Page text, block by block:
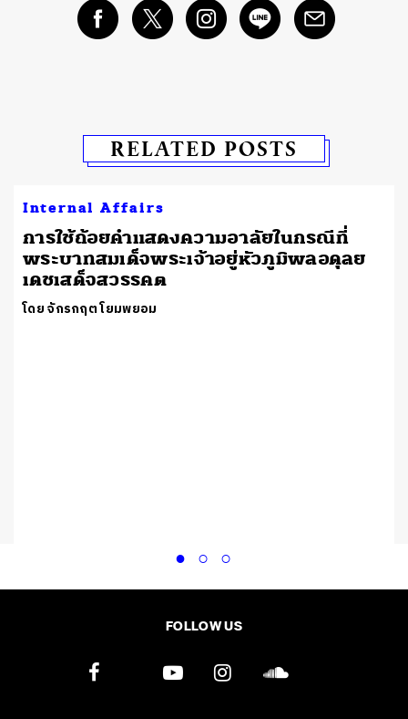
RELATED POSTS
Internal Affairs
การใช้ถ้อยคำแสดงความอาลัยในกรณีที่
พระบาทสมเด็จพระเจ้าอยู่หัวภูมิพลอดุลย
เดชเสด็จสวรรคต
โดย จักรกฤต โยมพยอม
FOLLOW US